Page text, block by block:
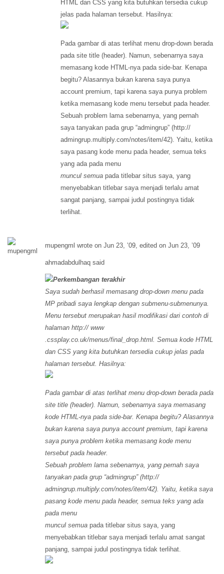
HTML dan CSS yang kita butuhkan tersedia cukup
jelas pada halaman tersebut. Hasilnya:
Pada gambar di atas terlihat menu drop-down berada
pada site title (header). Namun, sebenarnya saya
memasang kode HTML-nya pada side-bar. Kenapa
begitu? Alasannya bukan karena saya punya
account premium, tapi karena saya punya problem
ketika memasang kode menu tersebut pada header.
Sebuah problem lama sebenarnya, yang pernah
saya tanyakan pada grup “admingrup” (http://
admingrup.multiply.com/notes/item/42). Yaitu, ketika
saya pasang kode menu pada header, semua teks
yang ada pada menu
muncul semua pada titlebar situs saya, yang
menyebabkan titlebar saya menjadi terlalu amat
sangat panjang, sampai judul postingnya tidak
terlihat.
mupengml wrote on Jun 23, ’09, edited on Jun 23, ’09
ahmadabdulhaq said
Perkembangan terakhir
Saya sudah berhasil memasang drop-down menu pada
MP pribadi saya lengkap dengan submenu-submenunya.
Menu tersebut merupakan hasil modifikasi dari contoh di
halaman http:// www
.cssplay.co.uk/menus/final_drop.html. Semua kode HTML
dan CSS yang kita butuhkan tersedia cukup jelas pada
halaman tersebut. Hasilnya:
Pada gambar di atas terlihat menu drop-down berada pada
site title (header). Namun, sebenarnya saya memasang
kode HTML-nya pada side-bar. Kenapa begitu? Alasannya
bukan karena saya punya account premium, tapi karena
saya punya problem ketika memasang kode menu
tersebut pada header.
Sebuah problem lama sebenarnya, yang pernah saya
tanyakan pada grup “admingrup” (http://
admingrup.multiply.com/notes/item/42). Yaitu, ketika saya
pasang kode menu pada header, semua teks yang ada
pada menu
muncul semua pada titlebar situs saya, yang
menyebabkan titlebar saya menjadi terlalu amat sangat
panjang, sampai judul postingnya tidak terlihat.